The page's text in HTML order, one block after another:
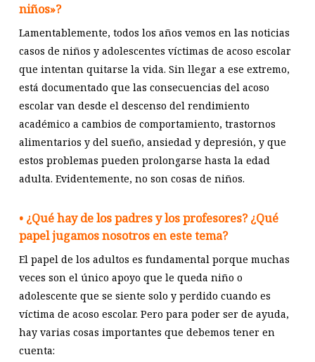
niños»?
Lamentablemente, todos los años vemos en las noticias
casos de niños y adolescentes víctimas de acoso escolar
que intentan quitarse la vida. Sin llegar a ese extremo,
está documentado que las consecuencias del acoso
escolar van desde el descenso del rendimiento
académico a cambios de comportamiento, trastornos
alimentarios y del sueño, ansiedad y depresión, y que
estos problemas pueden prolongarse hasta la edad
adulta. Evidentemente, no son cosas de niños.
• ¿Qué hay de los padres y los profesores? ¿Qué
papel jugamos nosotros en este tema?
El papel de los adultos es fundamental porque muchas
veces son el único apoyo que le queda niño o
adolescente que se siente solo y perdido cuando es
víctima de acoso escolar. Pero para poder ser de ayuda,
hay varias cosas importantes que debemos tener en
cuenta: